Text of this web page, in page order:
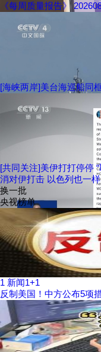
《每周质量报告》
[海峡两岸]美台海巡船同
[共同关注]美伊打打停停
消对伊打击 以色列也一样
换一批
央视榜单
1 新闻1+1
反制美国！中方公布5项